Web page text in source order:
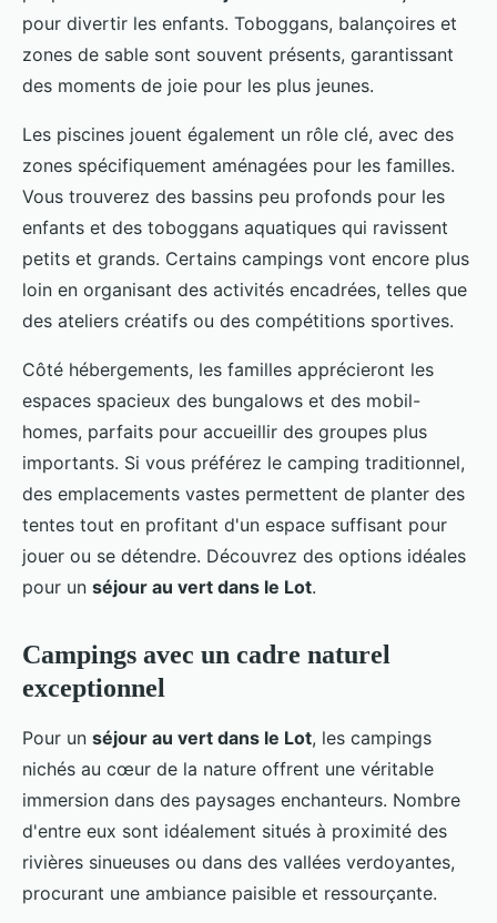
pour divertir les enfants. Toboggans, balançoires et
zones de sable sont souvent présents, garantissant
des moments de joie pour les plus jeunes.
Les piscines jouent également un rôle clé, avec des
zones spécifiquement aménagées pour les familles.
Vous trouverez des bassins peu profonds pour les
enfants et des toboggans aquatiques qui ravissent
petits et grands. Certains campings vont encore plus
loin en organisant des activités encadrées, telles que
des ateliers créatifs ou des compétitions sportives.
Côté hébergements, les familles apprécieront les
espaces spacieux des bungalows et des mobil-
homes, parfaits pour accueillir des groupes plus
importants. Si vous préférez le camping traditionnel,
des emplacements vastes permettent de planter des
tentes tout en profitant d'un espace suffisant pour
jouer ou se détendre. Découvrez des options idéales
pour un séjour au vert dans le Lot.
Campings avec un cadre naturel
exceptionnel
Pour un séjour au vert dans le Lot, les campings
nichés au cœur de la nature offrent une véritable
immersion dans des paysages enchanteurs. Nombre
d'entre eux sont idéalement situés à proximité des
rivières sinueuses ou dans des vallées verdoyantes,
procurant une ambiance paisible et ressourçante.